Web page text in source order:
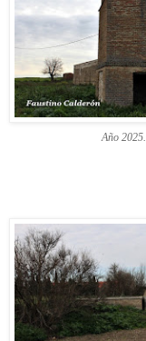
Año 2025.